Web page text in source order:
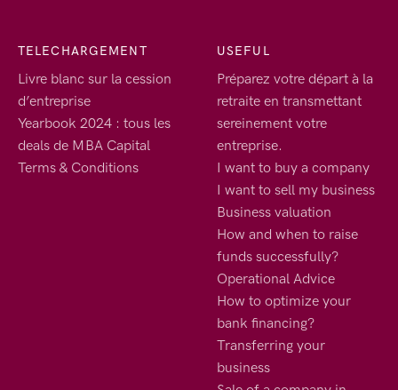
TELECHARGEMENT
Livre blanc sur la cession
d’entreprise
Yearbook 2024 : tous les
deals de MBA Capital
Terms & Conditions
USEFUL
Préparez votre départ à la
retraite en transmettant
sereinement votre
entreprise.
I want to buy a company
I want to sell my business
Business valuation
How and when to raise
funds successfully?
Operational Advice
How to optimize your
bank financing?
Transferring your
business